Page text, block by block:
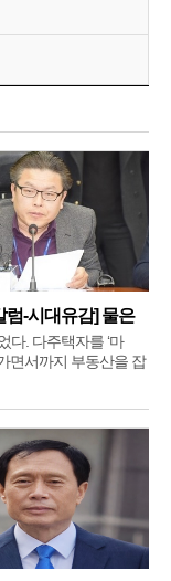
럼-시대유감] 물은
다. 다주택자를 ‘마
면서까지 부동산을 잡